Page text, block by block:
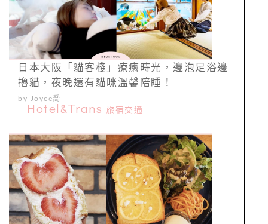
日本大阪「貓客棧」療癒時光，邊泡足浴邊
擼貓，夜晚還有貓咪溫馨陪睡！
by Joyce喬
Hotel&Trans 旅宿交通